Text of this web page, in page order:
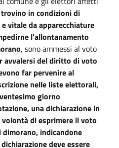
in condizioni di
vitale da apparecchiature
l'allontanamento
, sono ammessi al voto
avvalersi del diritto di voto
far pervenire al
nelle liste elettorali,
giorno
una dichiarazione in
di esprimere il voto
indicandone
deve essere